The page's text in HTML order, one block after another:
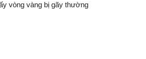
vòng vàng bị gãy thường